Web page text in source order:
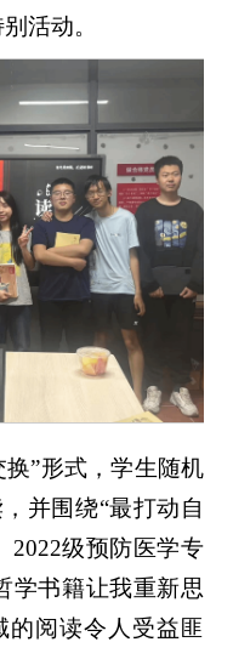
活动。
”形式，学生随机
并围绕“最打动自
2022级预防医学专
学书籍让我重新思
阅读令人受益匪